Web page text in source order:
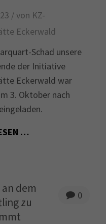
consectetuer
magnis dis
mus. Donec
/von KZ-
Eckerwald
Schad unsere
der Initiative
Eckerwald war
3. Oktober nach
…
0
an dem
zu